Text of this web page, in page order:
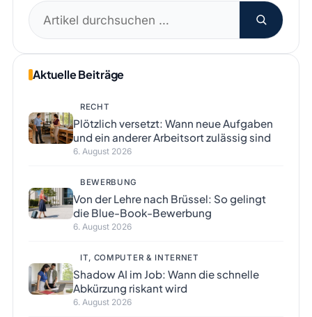
Suchen
nach:
Aktuelle Beiträge
RECHT
Plötzlich versetzt: Wann neue Aufgaben
und ein anderer Arbeitsort zulässig sind
6. August 2026
BEWERBUNG
Von der Lehre nach Brüssel: So gelingt
die Blue-Book-Bewerbung
6. August 2026
IT, COMPUTER & INTERNET
Shadow AI im Job: Wann die schnelle
Abkürzung riskant wird
6. August 2026